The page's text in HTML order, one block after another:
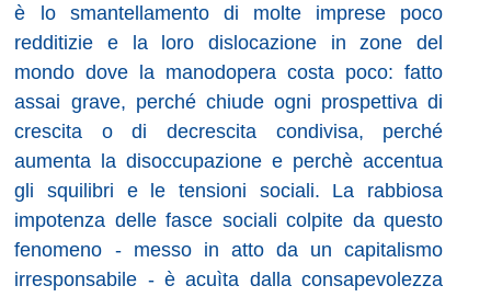
è lo smantellamento di molte imprese poco
redditizie e la loro dislocazione in zone del
mondo dove la manodopera costa poco: fatto
assai grave, perché chiude ogni prospettiva di
crescita o di decrescita condivisa, perché
aumenta la disoccupazione e perchè accentua
gli squilibri e le tensioni sociali. La rabbiosa
impotenza delle fasce sociali colpite da questo
fenomeno - messo in atto da un capitalismo
irresponsabile - è acuìta dalla consapevolezza